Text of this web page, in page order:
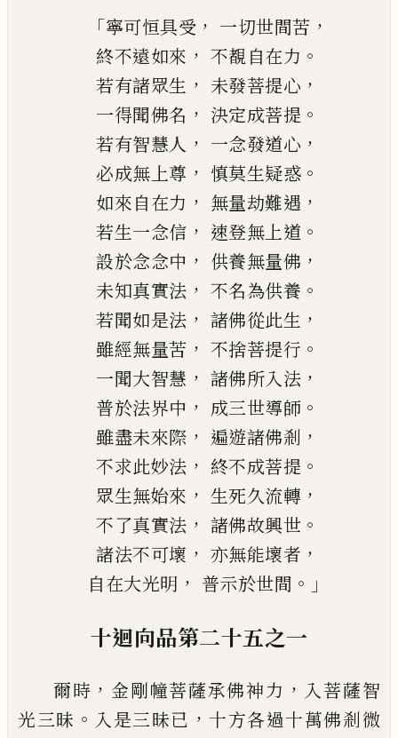
「寧可恒具受 ， 一切世間苦 ，
終不遠如來 ， 不覩自在力 。
若有諸眾生 ， 未發菩提心 ，
一得聞佛名 ， 決定成菩提 。
若有智慧人 ， 一念發道心 ，
必成無上尊 ， 慎莫生疑惑 。
如來自在力 ， 無量劫難遇 ，
若生一念信 ， 速登無上道 。
設於念念中 ， 供養無量佛 ，
未知真實法 ， 不名為供養 。
若聞如是法 ， 諸佛從此生 ，
雖經無量苦 ， 不捨菩提行 。
一聞大智慧 ， 諸佛所入法 ，
普於法界中 ， 成三世導師 。
雖盡未來際 ， 遍遊諸佛剎 ，
不求此妙法 ， 終不成菩提 。
眾生無始來 ， 生死久流轉 ，
不了真實法 ， 諸佛故興世 。
諸法不可壞 ， 亦無能壞者 ，
自在大光明 ， 普示於世間 。」
十迴向品第二十五之一
爾時 ， 金剛幢菩薩承佛神力 ， 入菩薩智
光三昧 。 入是三昧已 ，十方各過十萬佛剎微